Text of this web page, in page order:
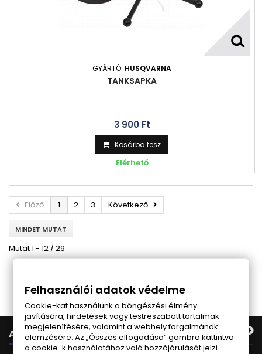
GYÁRTÓ: HUSQVARNA
TANKSAPKA
3 900 Ft‎
Kosárba tesz
Elérhető
Előző 1 2 3 Következő
MINDET MUTAT
Mutat 1 - 12 / 29
AJÁNLATUNK
Felhasználói adatok védelme
Cookie-kat használunk a böngészési élmény
javítására, hirdetések vagy testreszabott tartalmak
megjelenítésére, valamint a webhely forgalmának
elemzésére. Az „Összes elfogadása” gombra kattintva
a cookie-k használatához való hozzájárulását jelzi.